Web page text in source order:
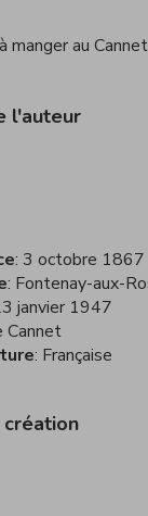
manger au Cannet
l'auteur
3 octobre 1867
Fontenay-aux-
janvier 1947
Cannet
Française